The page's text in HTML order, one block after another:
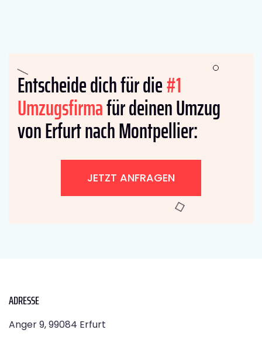
Entscheide dich für die#1
Umzugsfirmafür deinen Umzug
von Erfurt nach Montpellier:
JETZT ANFRAGEN
ADRESSE
Anger 9, 99084 Erfurt